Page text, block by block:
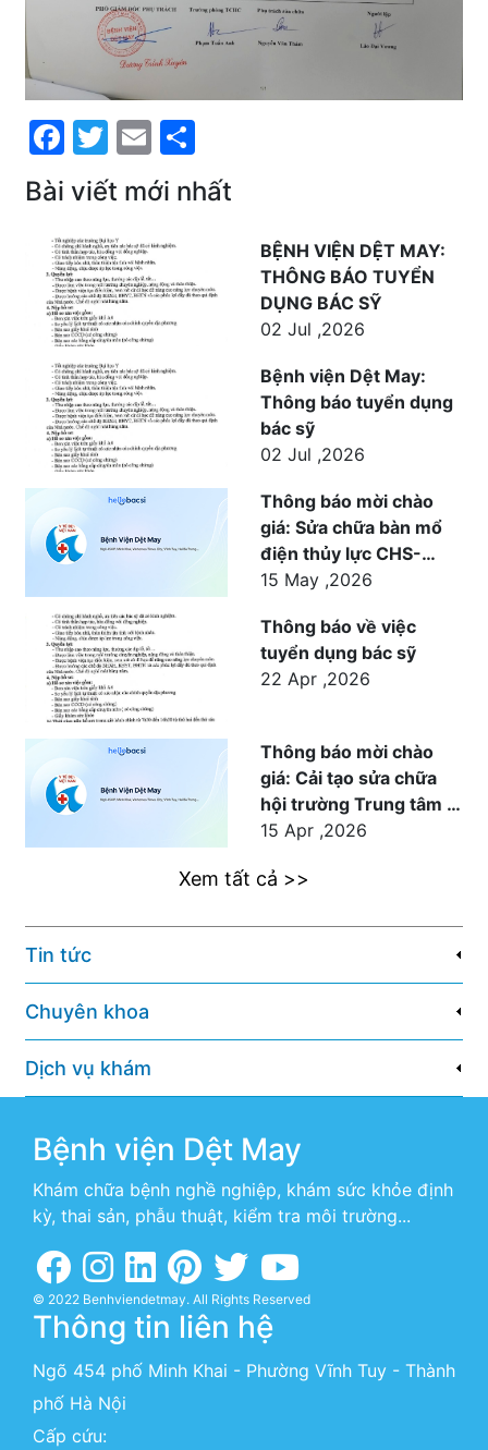
Facebook
Twitter
Email
Bài viết mới nhất
BỆNH VIỆN DỆT MAY:
THÔNG BÁO TUYỂN
DỤNG BÁC SỸ
02 Jul ,2026
Bệnh viện Dệt May:
Thông báo tuyển dụng
bác sỹ
02 Jul ,2026
Thông báo mời chào
giá: Sửa chữa bàn mổ
điện thủy lực CHS-
1500 cho khoa Ngoại
chữa bệnh tại Bệnh
viện Dệt May
15 May ,2026
Thông báo về việc
tuyển dụng bác sỹ
22 Apr ,2026
Thông báo mời chào
giá: Cải tạo sửa chữa
hội trường Trung tâm Y
tế Dệt May
15 Apr ,2026
Xem tất cả >>
Tin tức
Chuyên khoa
Dịch vụ khám
Bệnh viện Dệt May
Khám chữa bệnh nghề nghiệp, khám sức khỏe định
kỳ, thai sản, phẫu thuật, kiểm tra môi trường...
© 2022 Benhviendetmay. All Rights Reserved
Thông tin liên hệ
Ngõ 454 phố Minh Khai - Phường Vĩnh Tuy - Thành
phố Hà Nội
Cấp cứu: